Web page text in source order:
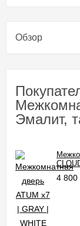
Обзор
Эмалит,
4 800